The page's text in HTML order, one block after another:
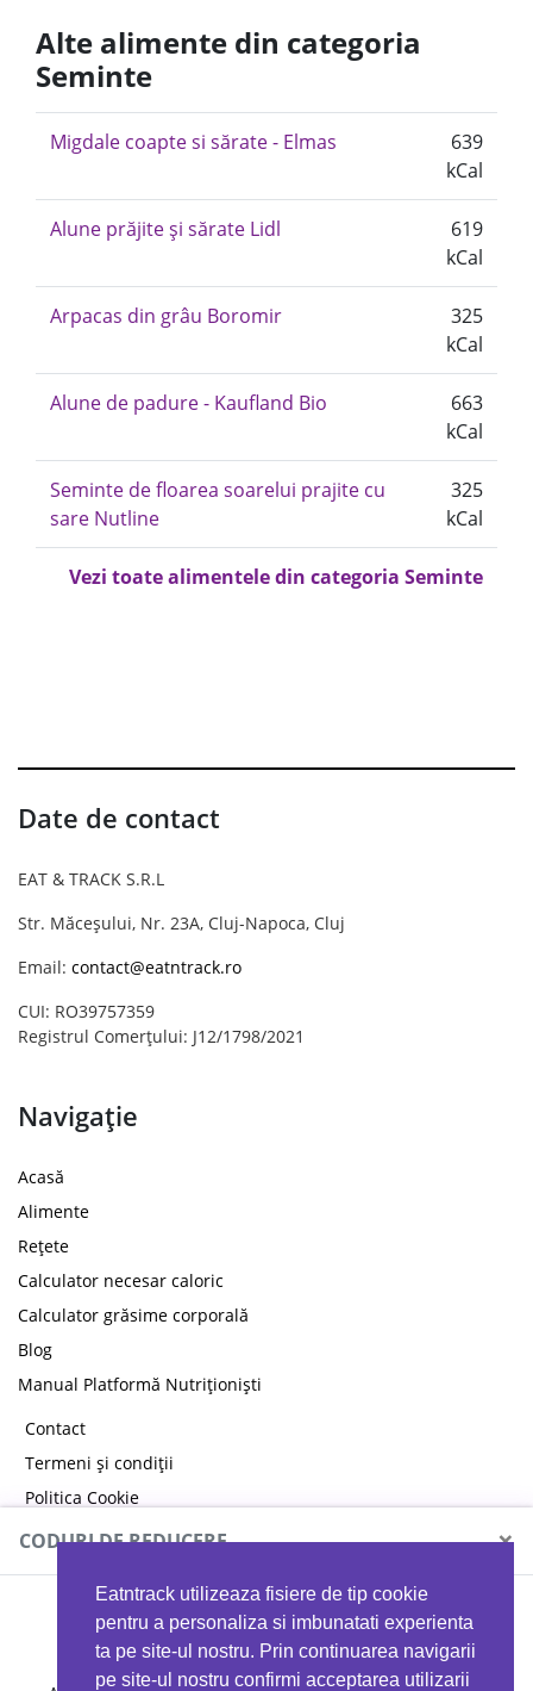
Eatntrack utilizeaza fisiere de tip cookie
pentru a personaliza si imbunatati experienta
ta pe site-ul nostru. Prin continuarea navigarii
pe site-ul nostru confirmi acceptarea utilizarii
Alte alimente din categoria
Seminte
Migdale coapte si sărate - Elmas
639
kCal
Alune prăjite și sărate Lidl
619
kCal
Arpacas din grâu Boromir
325
kCal
Alune de padure - Kaufland Bio
663
kCal
Seminte de floarea soarelui prajite cu
sare Nutline
325
kCal
Vezi toate alimentele din categoria Seminte
Date de contact
EAT & TRACK S.R.L
Str. Măceșului, Nr. 23A, Cluj-Napoca, Cluj
Email: contact@eatntrack.ro
CUI: RO39757359
Registrul Comerțului: J12/1798/2021
Navigație
Acasă
Alimente
Rețete
Calculator necesar caloric
Calculator grăsime corporală
Blog
Manual Platformă Nutriționiști
Contact
Termeni și condiții
Politica Cookie
Politica de confidențialitate
CODURI DE REDUCERE ×
MYPROTEIN